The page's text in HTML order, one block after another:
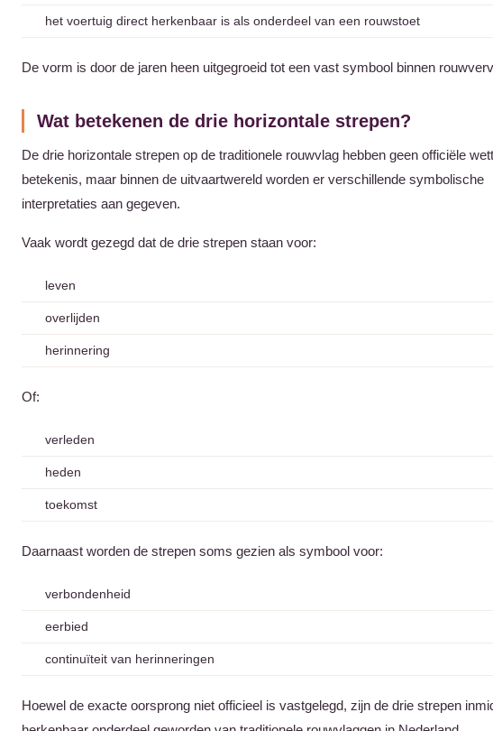
het voertuig direct herkenbaar is als onderdeel van een rouwstoet
De vorm is door de jaren heen uitgegroeid tot een vast symbool binnen
Wat betekenen de drie horizontale strepen?
De drie horizontale strepen op de traditionele rouwvlag hebben geen officiële
betekenis, maar binnen de uitvaartwereld worden er verschillende symbolische
interpretaties aan gegeven.
Vaak wordt gezegd dat de drie strepen staan voor:
leven
overlijden
herinnering
Of:
verleden
heden
toekomst
Daarnaast worden de strepen soms gezien als symbool voor:
verbondenheid
eerbied
continuïteit van herinneringen
Hoewel de exacte oorsprong niet officieel is vastgelegd, zijn de drie strepen